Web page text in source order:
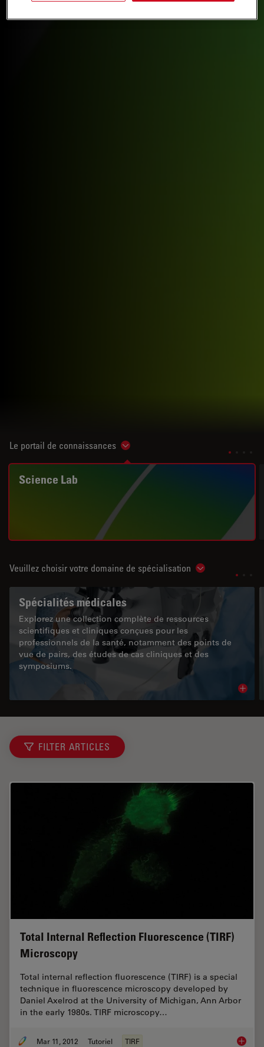
Le portail de connaissances Show subnavigation
Science Lab
Veuillez choisir votre domaine de spécialisation Show
Spécialités médicales
Explorez une collection complète de ressources
scientifiques et cliniques conçues pour les
professionnels de la santé, notamment des points de
vue de pairs, des études de cas cliniques et des
symposiums.
FILTER ARTICLES
Total Internal Reflection Fluorescence (TIRF)
Microscopy
Total internal reflection fluorescence (TIRF) is a special
technique in fluorescence microscopy developed by
Daniel Axelrod at the University of Michigan, Ann Arbor
in the early 1980s. TIRF microscopy…
Mar 11, 2012 Tutoriel TIRF Total